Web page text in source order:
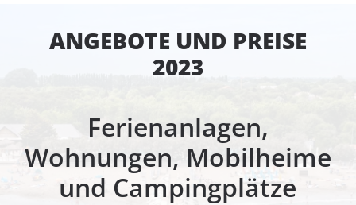
ANGEBOTE UND PREISE
2023
Ferienanlagen,
Wohnungen, Mobilheime
und Campingplätze